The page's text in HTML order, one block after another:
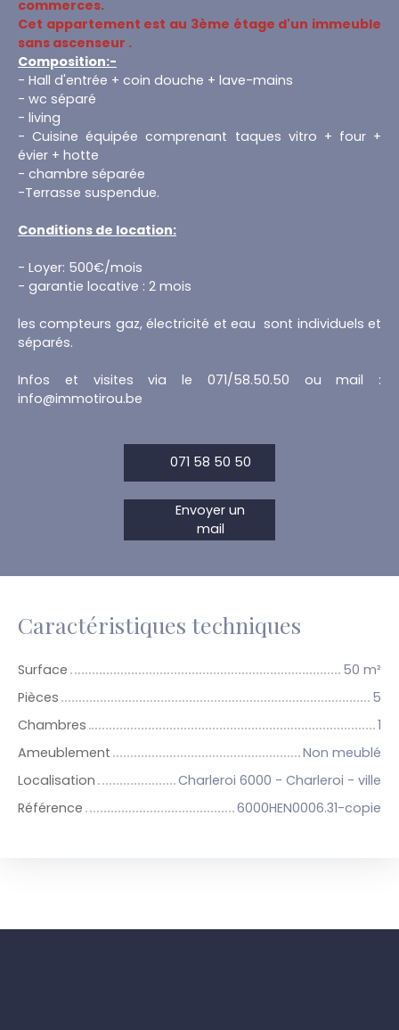
commerces.
Cet appartement est au 3ème étage d'un immeuble
sans ascenseur .
Composition:-
- Hall d'entrée + coin douche + lave-mains
- wc séparé
- living
- Cuisine équipée comprenant taques vitro + four +
évier + hotte
- chambre séparée
-Terrasse suspendue.
Conditions de location:
- Loyer: 500€/mois
- garantie locative : 2 mois
les compteurs gaz, électricité et eau sont individuels et
séparés.
Infos et visites via le 071/58.50.50 ou mail :
info@immotirou.be
071 58 50 50
Envoyer un
mail
Caractéristiques techniques
Surface 50 m²
Pièces
5
Chambres
1
Ameublement
Non meublé
Localisation
Charleroi 6000 - Charleroi - ville
Référence
6000HEN0006.31-copie